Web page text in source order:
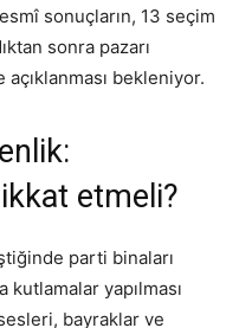
sonuçların, 13 seçim
sonra pazarı
bekleniyor.
etmeli?
parti binaları
yapılması
bayraklar ve